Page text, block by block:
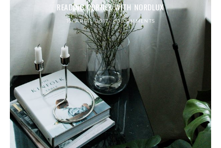
READING CORNER WITH NORDLUX
16. APRIL 2017 0 COMMENTS